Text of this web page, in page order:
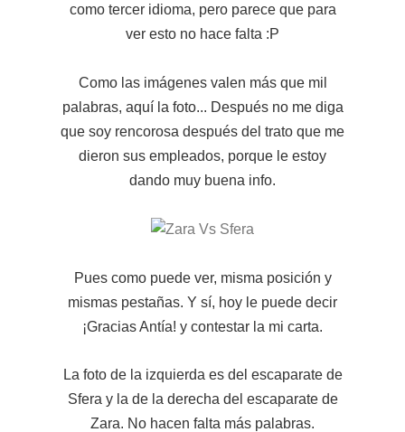
como tercer idioma, pero parece que para
ver esto no hace falta :P
Como las imágenes valen más que mil
palabras, aquí la foto... Después no me diga
que soy rencorosa después del trato que me
dieron sus empleados, porque le estoy
dando muy buena info.
Pues como puede ver, misma posición y
mismas pestañas. Y sí, hoy le puede decir
¡Gracias Antía! y contestar la mi carta.
La foto de la izquierda es del escaparate de
Sfera y la de la derecha del escaparate de
Zara. No hacen falta más palabras.